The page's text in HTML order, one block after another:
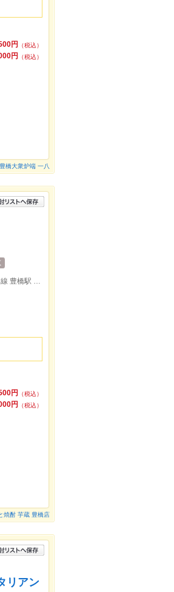
円
（税込）
円
（税込）
豊橋大衆炉端 一八
ＪＲ 豊橋駅 徒歩3分、豊橋鉄道渥美線 新豊橋駅 徒歩2分、名鉄名古屋本線 豊橋駅 徒歩3分
円
（税込）
円
（税込）
焼酎 芋蔵 豊橋店
リアン